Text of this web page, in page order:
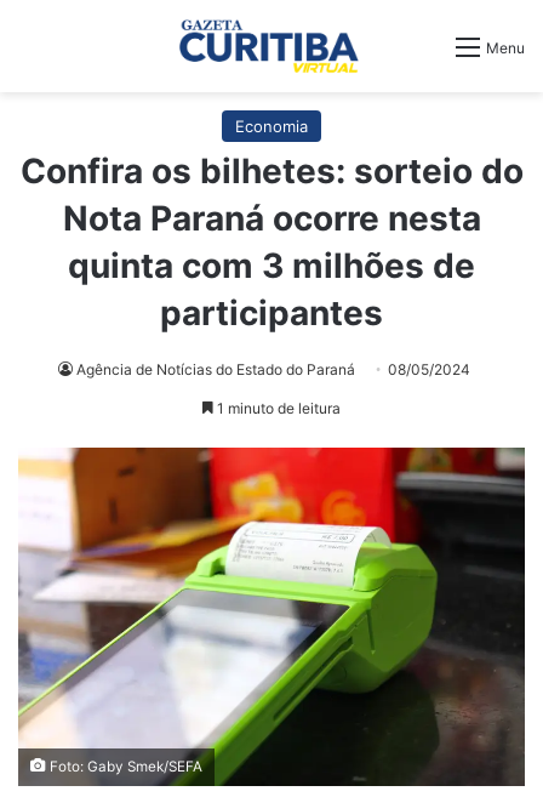
Menu
Economia
Confira os bilhetes: sorteio do
Nota Paraná ocorre nesta
quinta com 3 milhões de
participantes
Agência de Notícias do Estado do Paraná 08/05/2024
1 minuto de leitura
Foto: Gaby Smek/SEFA